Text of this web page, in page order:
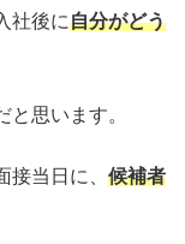
社後に自分がどう
思います。
当日に、 候補者